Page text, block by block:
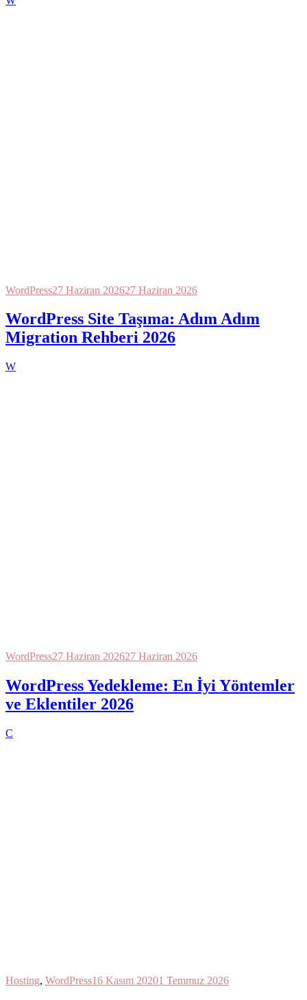
WordPress27 Haziran 202627 Haziran 2026
WordPress Site Taşıma: Adım Adım
Migration Rehberi 2026
W
WordPress27 Haziran 202627 Haziran 2026
WordPress Yedekleme: En İyi Yöntemler
ve Eklentiler 2026
C
Hosting, WordPress16 Kasım 20201 Temmuz 2026